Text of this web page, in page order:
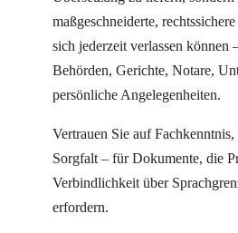
maßgeschneiderte,
sich jederzeit verlassen können
Behörden, Gerichte, Notare,
persönliche Angelegenheiten.
Vertrauen Sie auf
Sorgfalt – für Dokumente, die
Verbindlichkeit über
erfordern.